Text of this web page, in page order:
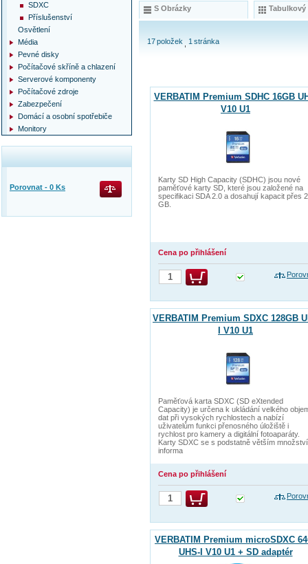
S Obrázky Tabulkový
17položek 1 stránka
VERBATIM Premium SDHC 16GB
V10 U1
Karty SD High Capacity (SDHC) jsou nové
paměťové karty SD, které jsou založené na
specifikaci SDA 2.0 a dosahují kapacit přes 2
GB.
Cena po přihlášení
VERBATIM Premium SDXC 128GB
I V10 U1
Paměťová karta SDXC (SD eXtended
Capacity) je určena k ukládání velkého
dat při vysokých rychlostech a nabízí
uživatelům funkci přenosného úložiště i
rychlost pro kamery a digitální fotoaparáty.
Karty SDXC se s podstatně větším
informa
Cena po přihlášení
VERBATIM Premium microSDXC
UHS-I V10 U1 + SD adaptér
SDXC
Příslušenství
Osvětlení
Média
Pevné disky
Počítačové skříně a chlazení
Serverové komponenty
Počítačové zdroje
Zabezpečení
Domácí a osobní spotřebiče
Monitory
Porovnat - 0 Ks